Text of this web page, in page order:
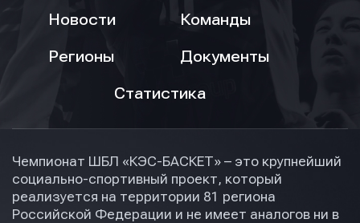
Новости
Команды
Регионы
Документы
Статистика
Чемпионат ШБЛ «КЭС-БАСКЕТ» – это крупнейший
социально-спортивный проект, который
реализуется на территории 81 региона
Российской Федерации и не имеет аналогов ни в